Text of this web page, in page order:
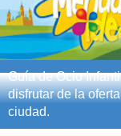
Guía de Ocio
disfrutar de la
ciudad.